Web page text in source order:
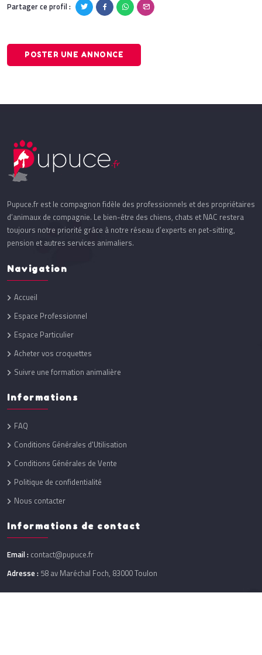
Partager ce profil :
POSTER UNE ANNONCE
Pupuce.fr est le compagnon fidèle des professionnels et des propriétaires
d’animaux de compagnie. Le bien-être des chiens, chats et NAC restera
toujours notre priorité grâce à notre réseau d’experts en pet-sitting,
pension et autres services animaliers.
Navigation
Accueil
Espace Professionnel
Espace Particulier
Acheter vos croquettes
Suivre une formation animalière
Informations
FAQ
Conditions Générales d'Utilisation
Conditions Générales de Vente
Politique de confidentialité
Nous contacter
Informations de contact
Email : contact@pupuce.fr
Adresse : 58 av Maréchal Foch, 83000 Toulon